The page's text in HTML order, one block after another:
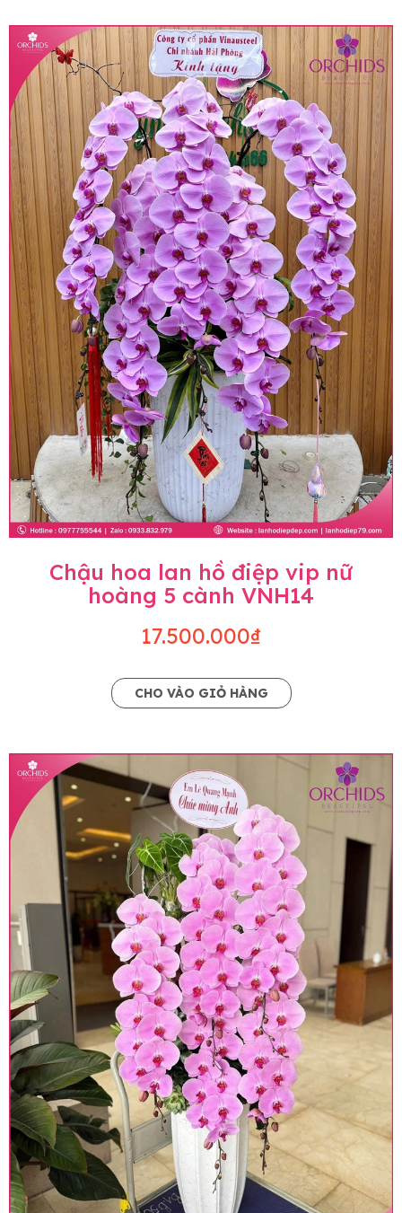
• Giá trên được miễn ship giao trong nội thành,
miễn phí in thiệp - banner theo yêu cầu khách
hàng.
• Beautiful Orchids liên kết với các cửa hàng
trên toàn quốc để phục vụ giao hoa tận nơi, mỗi
khu vực sẽ có mức giá khác nhau (tùy vào chi
phí mặt bằng, nguyên vật liệu,..) nên giá có thể sẽ
thay đổi so với giá niêm yết trên website. Khách
hàng ở Tỉnh thành khác vui lòng chủ động hỏi lại
giá trước khi đặt hàng, shop sẽ chủ động báo giá
chính xác khi có địa chỉ giao hàng cụ thể.
Chậu hoa lan hồ điệp vip nữ
hoàng 5 cành VNH14
17.500.000₫
CHO VÀO GIỎ HÀNG